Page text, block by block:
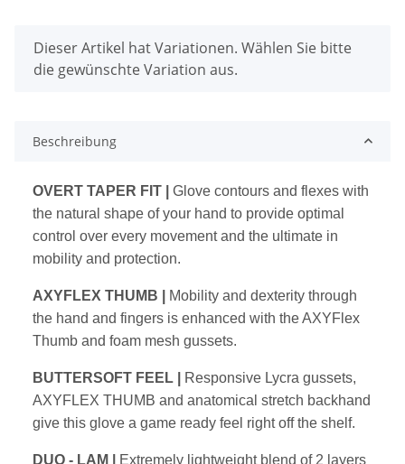
x
Dieser Artikel hat Variationen. Wählen Sie bitte
die gewünschte Variation aus.
Beschreibung
OVERT TAPER FIT | Glove contours and flexes with
the natural shape ofyour hand to provide optimal
control over every movement and the ultimate in
mobility and protection.
AXYFLEX THUMB |
Mobility and dexterity through
the hand and fingers is enhanced with the AXYFlex
Thumb and foam mesh gussets.
BUTTERSOFT FEEL |
Responsive Lycra gussets,
AXYFLEX THUMB and anatomical stretch backhand
give this glove a game ready feel right off the shelf.
DUO - LAM | Extremely lightweight blend of 2 layers